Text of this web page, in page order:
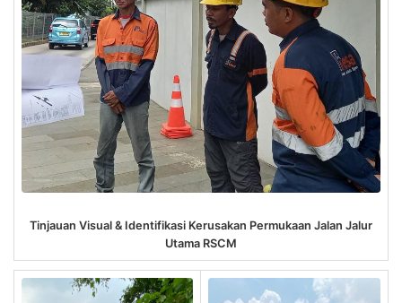
Tinjauan Visual & Identifikasi Kerusakan Permukaan Jalan Jalur
Utama RSCM